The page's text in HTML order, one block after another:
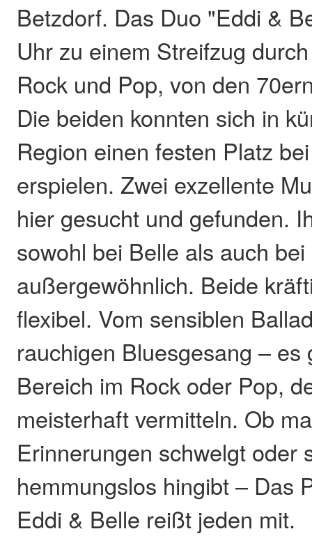
Betzdorf. Das Duo "Eddi &
Uhr zu einem Streifzug
Rock und Pop, von den
Die beiden konnten sich in
Region einen festen Platz
erspielen. Zwei exzellente
hier gesucht und gefunden.
sowohl bei Belle als auch
außergewöhnlich. Beide
flexibel. Vom sensiblen
rauchigen Bluesgesang – es
Bereich im Rock oder Pop,
meisterhaft vermitteln. Ob
Erinnerungen schwelgt oder
hemmungslos hingibt – Das
Eddi & Belle reißt jeden mit.